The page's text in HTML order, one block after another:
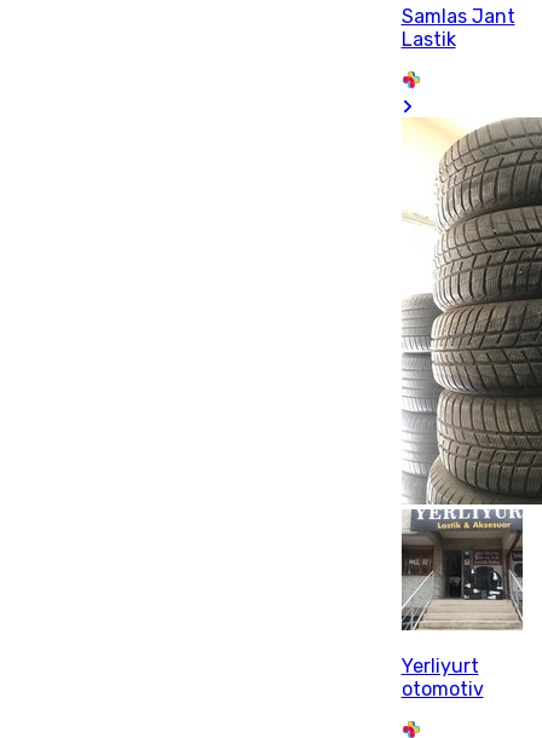
Samlas Jant
Lastik
Yerliyurt
otomotiv